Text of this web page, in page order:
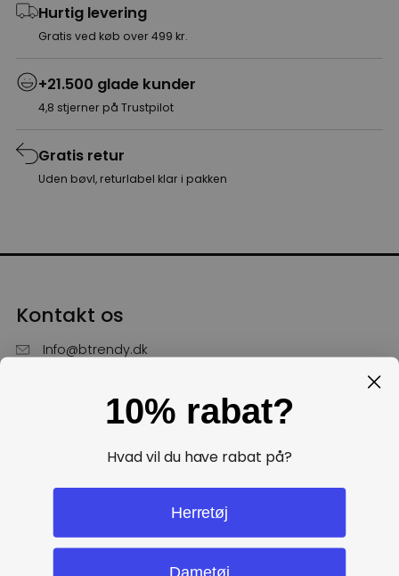
Hurtig levering
Gratis ved køb over 499 kr.
+21.500 glade kunder
4,8 stjerner på Trustpilot
Gratis retur
Uden bøvl, returlabel klar i pakken
Kontakt os
Info@btrendy.dk
Hverdage fra kl. 10 - 16
10% rabat?
Hvad vil du have rabat på?
Herretøj